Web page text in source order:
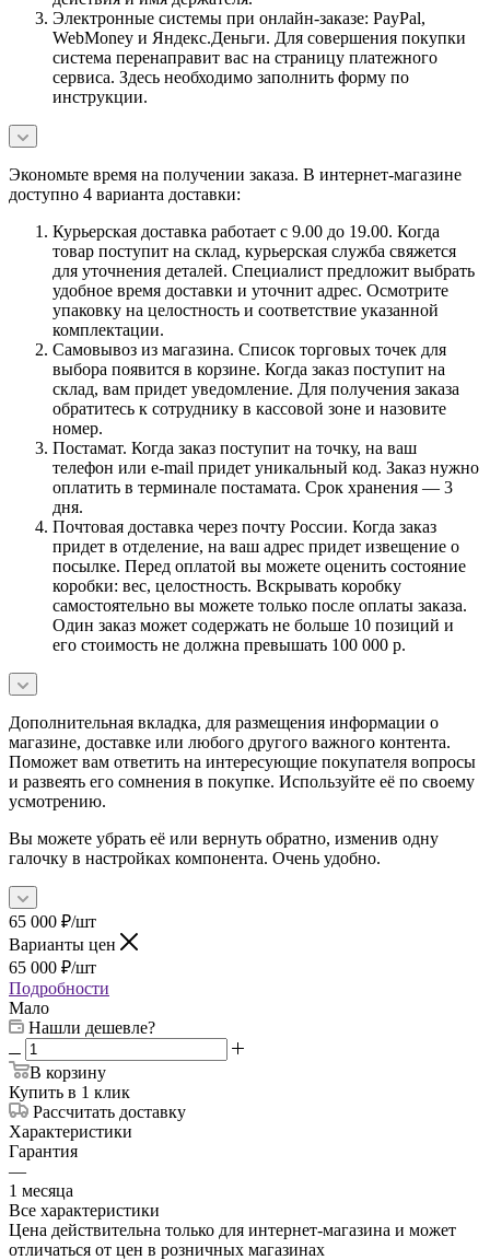
Электронные системы при онлайн-заказе: PayPal,
WebMoney и Яндекс.Деньги. Для совершения покупки
система перенаправит вас на страницу платежного
сервиса. Здесь необходимо заполнить форму по
инструкции.
Экономьте время на получении заказа. В интернет-магазине
доступно 4 варианта доставки:
Курьерская доставка работает с 9.00 до 19.00. Когда
товар поступит на склад, курьерская служба свяжется
для уточнения деталей. Специалист предложит выбрать
удобное время доставки и уточнит адрес. Осмотрите
упаковку на целостность и соответствие указанной
комплектации.
Самовывоз из магазина. Список торговых точек для
выбора появится в корзине. Когда заказ поступит на
склад, вам придет уведомление. Для получения заказа
обратитесь к сотруднику в кассовой зоне и назовите
номер.
Постамат. Когда заказ поступит на точку, на ваш
телефон или e-mail придет уникальный код. Заказ нужно
оплатить в терминале постамата. Срок хранения — 3
дня.
Почтовая доставка через почту России. Когда заказ
придет в отделение, на ваш адрес придет извещение о
посылке. Перед оплатой вы можете оценить состояние
коробки: вес, целостность. Вскрывать коробку
самостоятельно вы можете только после оплаты заказа.
Один заказ может содержать не больше 10 позиций и
его стоимость не должна превышать 100 000 р.
Дополнительная вкладка, для размещения информации о
магазине, доставке или любого другого важного контента.
Поможет вам ответить на интересующие покупателя вопросы
и развеять его сомнения в покупке. Используйте её по своему
усмотрению.
Вы можете убрать её или вернуть обратно, изменив одну
галочку в настройках компонента. Очень удобно.
65 000 ₽/шт
Варианты цен
65 000 ₽/шт
Подробности
Мало
Нашли дешевле?
В корзину
Купить в 1 клик
Рассчитать доставку
Характеристики
Гарантия
—
1 месяца
Все характеристики
Цена действительна только для интернет-магазина и может
отличаться от цен в розничных магазинах